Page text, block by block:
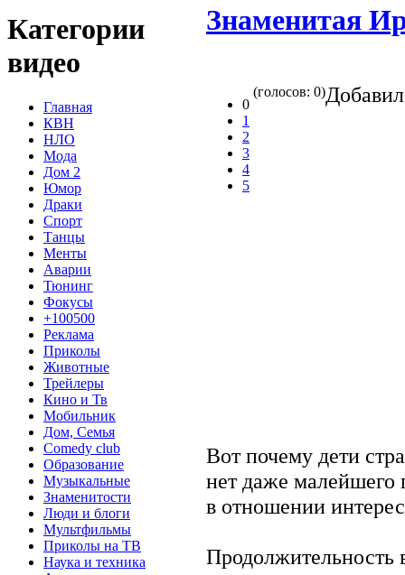
Категории
видео
Главная
КВН
НЛО
Мода
Дом 2
Юмор
Драки
Спорт
Танцы
Менты
Аварии
Тюнинг
Фокусы
+100500
Реклама
Приколы
Животные
Трейлеры
Кино и Тв
Мобильник
Дом, Семья
Comedy club
Образование
Музыкальные
Знаменитости
Люди и блоги
Мультфильмы
Приколы на ТВ
Наука и техника
Знаменитая
0
1
2
3
4
5
(голосов: 0)
Вот почему дети
нет даже малейшего
в отношении
Продолжительность